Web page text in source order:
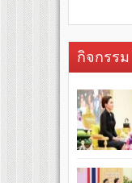
กิจกรร